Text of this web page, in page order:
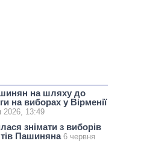
на шляху до
на виборах у Вірменії
2026, 13:49
знімати з виборів
Пашиняна 6 червня